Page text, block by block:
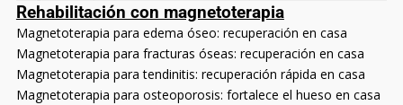
Rehabilitación con magnetoterapia
Magnetoterapia para edema óseo: recuperación en casa
Magnetoterapia para fracturas óseas: recuperación en casa
Magnetoterapia para tendinitis: recuperación rápida en casa
Magnetoterapia para osteoporosis: fortalece el hueso en casa